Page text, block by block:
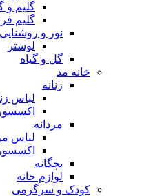
گلیم و
گلیم
نور و روشنایی
لوستر
گل و گیاه
خانه مد
زنانه
لباس
مردانه
لباس
بچگانه
لوازم خانه
کودک و سرگرمی